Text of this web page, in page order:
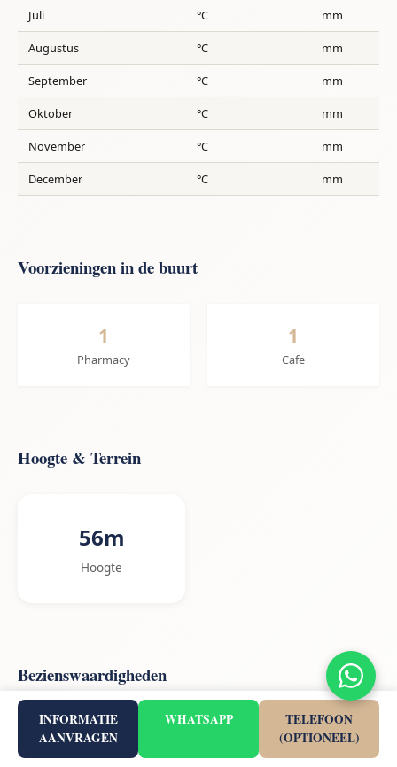
Juli °C mm
Augustus °C mm
September °C mm
Oktober °C mm
November °C mm
December °C mm
Voorzieningen in de buurt
1
Pharmacy
1
Cafe
Hoogte & Terrein
56m
Hoogte
Bezienswaardigheden
Uitzichtpunten
INFORMATIE
AANVRAGEN
WHATSAPP
TELEFOON
(OPTIONEEL)